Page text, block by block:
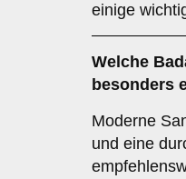
einige
Welche
besonders
Moderne
und eine